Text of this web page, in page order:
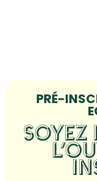
PRÉ-
SOYEZ